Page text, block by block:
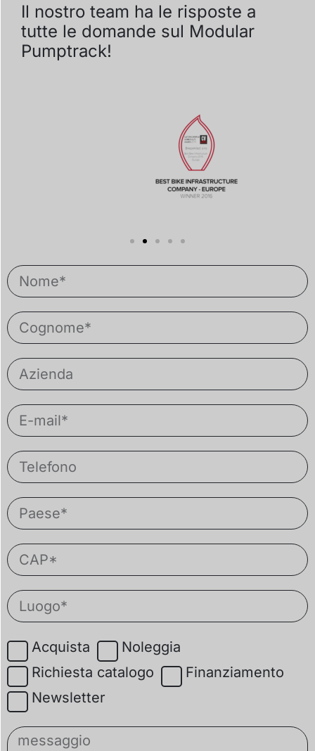
Il nostro team ha le risposte a
tutte le domande sul Modular
Pumptrack!
Acquista
Noleggia
Richiesta catalogo
Finanziamento
Newsletter